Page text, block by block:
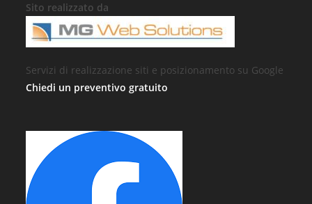
Sito realizzato da
Servizi di realizzazione siti e posizionamento su Google
Chiedi un preventivo gratuito